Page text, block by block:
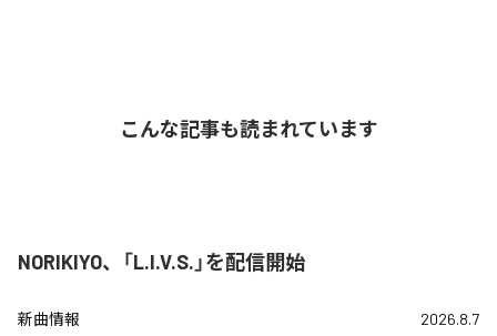
こんな記事も読まれています
NORIKIYO、「L.I.V.S.」を配信開始
新曲情報 2026.8.7